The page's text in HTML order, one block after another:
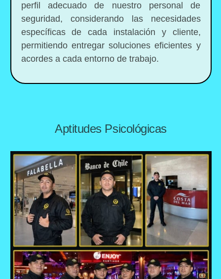
perfil adecuado de nuestro personal de
seguridad, considerando las necesidades
específicas de cada instalación y cliente,
permitiendo entregar soluciones eficientes y
acordes a cada entorno de trabajo.
Aptitudes Psicológicas